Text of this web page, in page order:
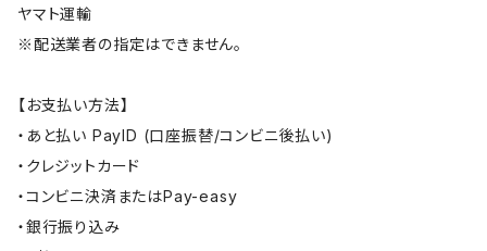
ヤマト運輸
※配送業者の指定はできません。
【お支払い方法】
・あと払い PayID (口座振替/コンビニ後払い)
・クレジットカード
・コンビニ決済またはPay-easy
・銀行振り込み